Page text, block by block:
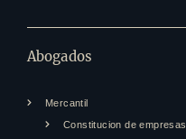
Abogados
Mercantil
Constitucion de empresas